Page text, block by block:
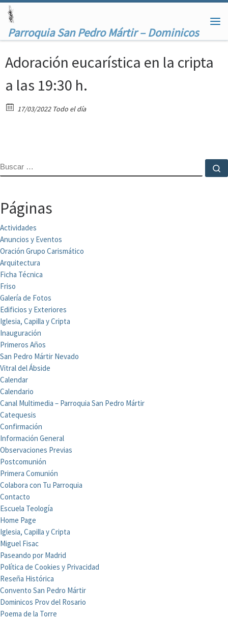
Parroquia San Pedro Mártir – Dominicos
Adoración eucarística en la cripta
a las 19:30 h.
17/03/2022 Todo el día
BUSCAR
Páginas
Actividades
Anuncios y Eventos
Oración Grupo Carismático
Arquitectura
Ficha Técnica
Friso
Galería de Fotos
Edificios y Exteriores
Iglesia, Capilla y Cripta
Inauguración
Primeros Años
San Pedro Mártir Nevado
Vitral del Ábside
Calendar
Calendario
Canal Multimedia – Parroquia San Pedro Mártir
Catequesis
Confirmación
Información General
Observaciones Previas
Postcomunión
Primera Comunión
Colabora con Tu Parroquia
Contacto
Escuela Teología
Home Page
Iglesia, Capilla y Cripta
Miguel Fisac
Paseando por Madrid
Política de Cookies y Privacidad
Reseña Histórica
Convento San Pedro Mártir
Dominicos Prov del Rosario
Poema de la Torre